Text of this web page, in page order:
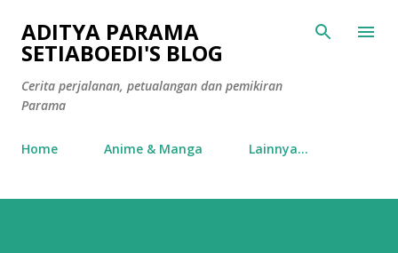
Langsung ke konten utama
ADITYA PARAMA
SETIABOEDI'S BLOG
Cerita perjalanan, petualangan dan pemikiran
Parama
Home Anime & Manga Lainnya…